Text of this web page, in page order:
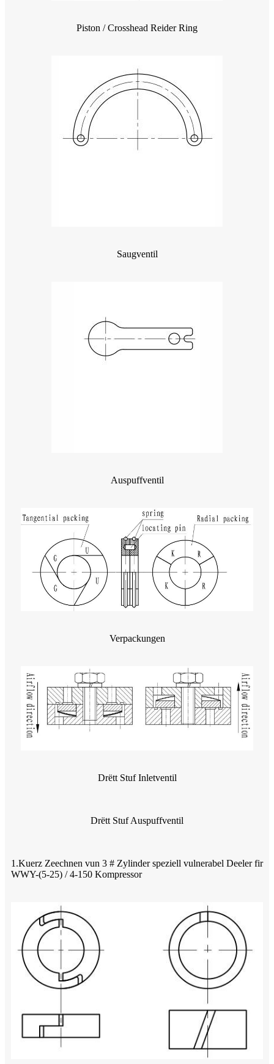
Piston / Crosshead Reider Ring
Saugventil
Auspuffventil
Verpackungen
Drëtt Stuf Inletventil
Drëtt Stuf Auspuffventil
1.Kuerz Zeechnen vun 3 # Zylinder speziell vulnerabel Deeler fir
WWY-(5-25) / 4-150 Kompressor